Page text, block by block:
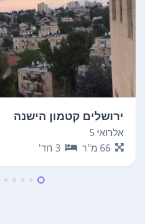
ירושלים קטמון הישנה
אלרואי 5
66 מ"ר 3 חד'